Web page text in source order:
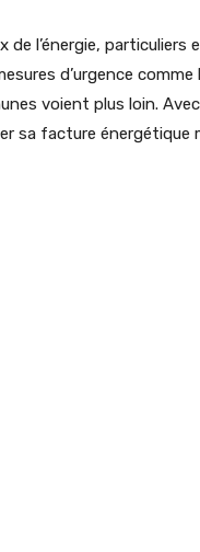
de l’énergie,
d’urgence
voient plus loin.
sa facture énergétique